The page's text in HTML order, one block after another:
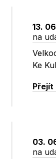
13.
na
Ke
Přejít
03.
na